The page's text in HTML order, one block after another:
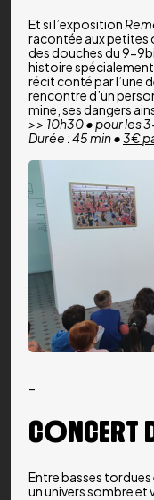
Et si l’exposition
racontée aux petites
des douches du 9-
histoire spécialement
récit conté par l’une
rencontre d’un
mine, ses dangers
>> 10h30 • pour les
Durée : 45 min •3€
–
CONCERT
Entre basses
un univers sombre et